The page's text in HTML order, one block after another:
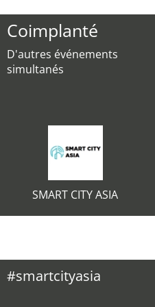
Coimplanté
D'autres événements
simultanés
SMART CITY ASIA
#smartcityasia